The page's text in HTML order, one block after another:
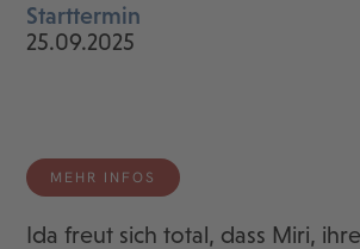
Starttermin
25.09.2025
MEHR INFOS
Ida freut sich total, dass Miri,